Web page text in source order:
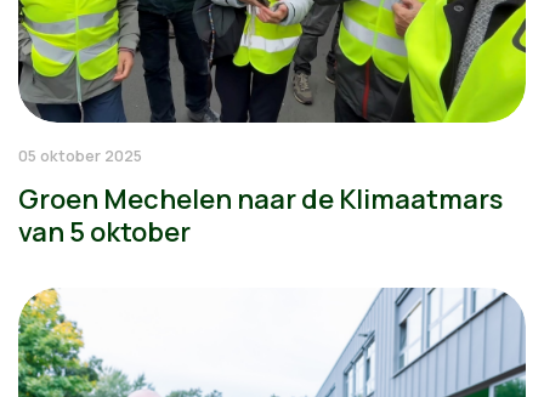
05 oktober 2025
Groen Mechelen naar de Klimaatmars
van 5 oktober